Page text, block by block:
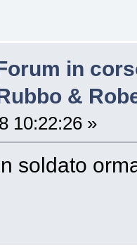
in
&
10:22:26 »
soldato